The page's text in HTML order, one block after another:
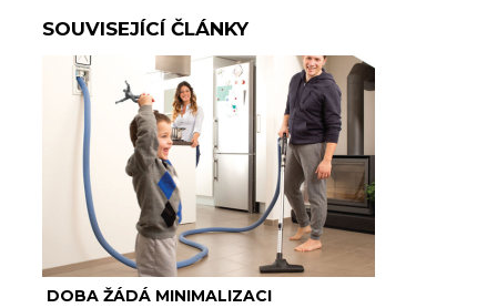
SOUVISEJÍCÍ ČLÁNKY
DOBA ŽÁDÁ MINIMALIZACI